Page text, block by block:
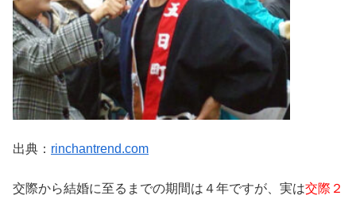
出典： rinchantrend.com
交際から結婚に至るまでの期間は４年ですが、実は交際２